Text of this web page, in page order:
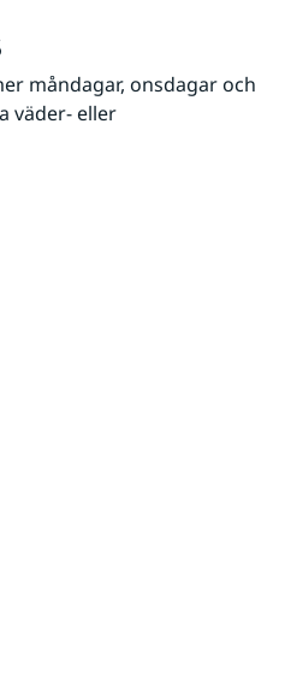
måndagar, onsdagar och
väder- eller